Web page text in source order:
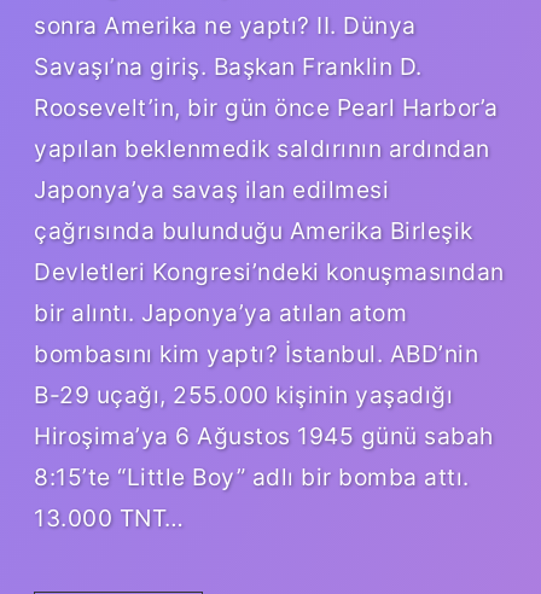
sonra Amerika ne yaptı? II. Dünya
Savaşı’na giriş. Başkan Franklin D.
Roosevelt’in, bir gün önce Pearl Harbor’a
yapılan beklenmedik saldırının ardından
Japonya’ya savaş ilan edilmesi
çağrısında bulunduğu Amerika Birleşik
Devletleri Kongresi’ndeki konuşmasından
bir alıntı. Japonya’ya atılan atom
bombasını kim yaptı? İstanbul. ABD’nin
B-29 uçağı, 255.000 kişinin yaşadığı
Hiroşima’ya 6 Ağustos 1945 günü sabah
8:15’te “Little Boy” adlı bir bomba attı.
13.000 TNT…